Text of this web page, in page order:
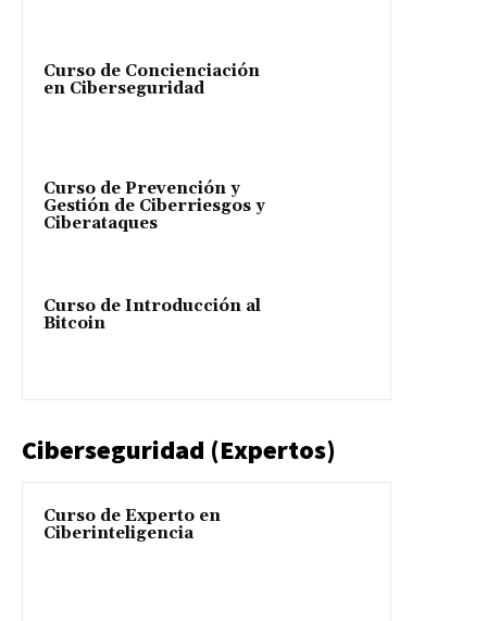
Curso de Concienciación
en Ciberseguridad
Curso de Prevención y
Gestión de Ciberriesgos y
Ciberataques
Curso de Introducción al
Bitcoin
Ciberseguridad (Expertos)
Curso de Experto en
Ciberinteligencia